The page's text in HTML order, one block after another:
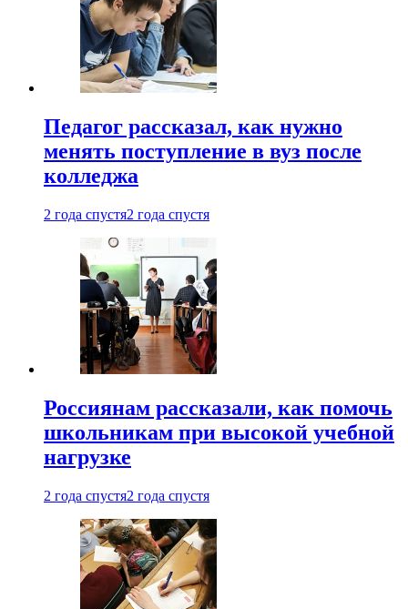
Педагог рассказал, как нужно
менять поступление в вуз после
колледжа
2 года спустя2 года спустя
Россиянам рассказали, как помочь
школьникам при высокой учебной
нагрузке
2 года спустя2 года спустя